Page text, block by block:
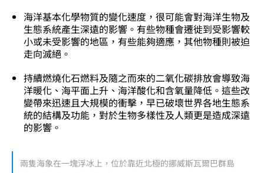
海洋基本化學物質的變化速度，很可能會對海洋生物及
生態系統產生深遠的影響。有些物種會遷徙到受影響較
小或未受影響的地區，有些能夠適應，其他物種則被迫
走向滅絕。
持續燃燒化石燃料及隨之而來的二氧化碳排放會導致海
洋暖化、海平面上升、海洋酸化和含氧量降低。這些改
變帶來迅速且大規模的衝擊，早已破壞世界各地生態系
統的結構及功能，對於生物多樣性及人類更是造成深遠
的影響。
兩隻海象在一塊浮冰上，位於靠近北極的挪威斯瓦爾巴群島